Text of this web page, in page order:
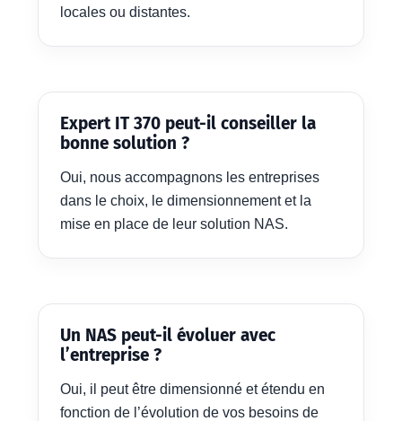
locales ou distantes.
Expert IT 370 peut-il conseiller la
bonne solution ?
Oui, nous accompagnons les entreprises
dans le choix, le dimensionnement et la
mise en place de leur solution NAS.
Un NAS peut-il évoluer avec
l’entreprise ?
Oui, il peut être dimensionné et étendu en
fonction de l’évolution de vos besoins de